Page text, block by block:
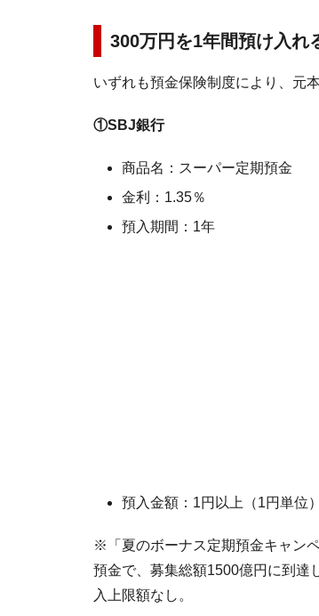
300万円を1年間預け入れ
いずれも預金保険制度により、元
①SBJ銀行
商品名：スーパー定期預金
金利：1.35％
預入期間：1年
預入金額：1円以上（1円単位）
※「夏のボーナス定期預金キャン
預金で、募集総額1500億円に到達
入上限額なし。